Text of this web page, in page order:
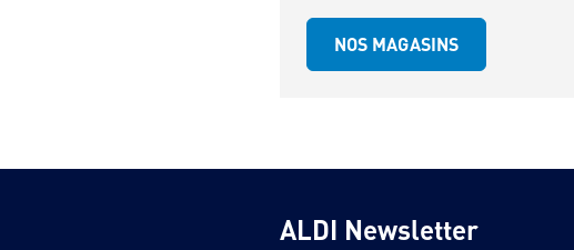
NOS MAGASINS
ALDI Newsletter